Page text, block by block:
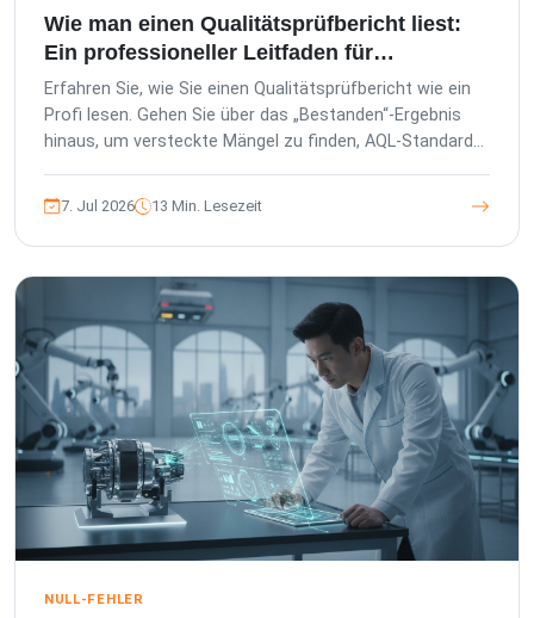
Wie man einen Qualitätsprüfbericht liest:
Ein professioneller Leitfaden für
Importeure
Erfahren Sie, wie Sie einen Qualitätsprüfbericht wie ein
Profi lesen. Gehen Sie über das „Bestanden“-Ergebnis
hinaus, um versteckte Mängel zu finden, AQL-Standards
7. Jul 2026 13 Min. Lesezeit
NULL-FEHLER